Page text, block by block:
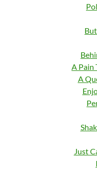
A Pain
A
Just